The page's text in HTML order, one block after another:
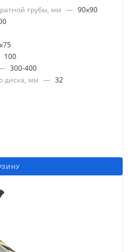
трубы, мм — 90x90
100
300-400
диска, мм — 32